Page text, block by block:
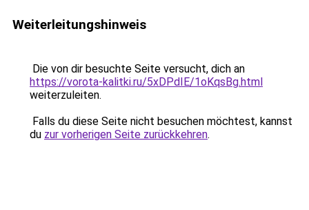
Weiterleitungshinweis
Die von dir besuchte Seite versucht, dich an
https://vorota-kalitki.ru/5xDPdIE/1oKqsBg.html
weiterzuleiten.
Falls du diese Seite nicht besuchen möchtest, kannst
du zur vorherigen Seite zurückkehren.